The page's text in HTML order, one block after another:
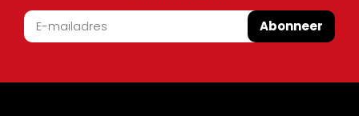
Abonneer